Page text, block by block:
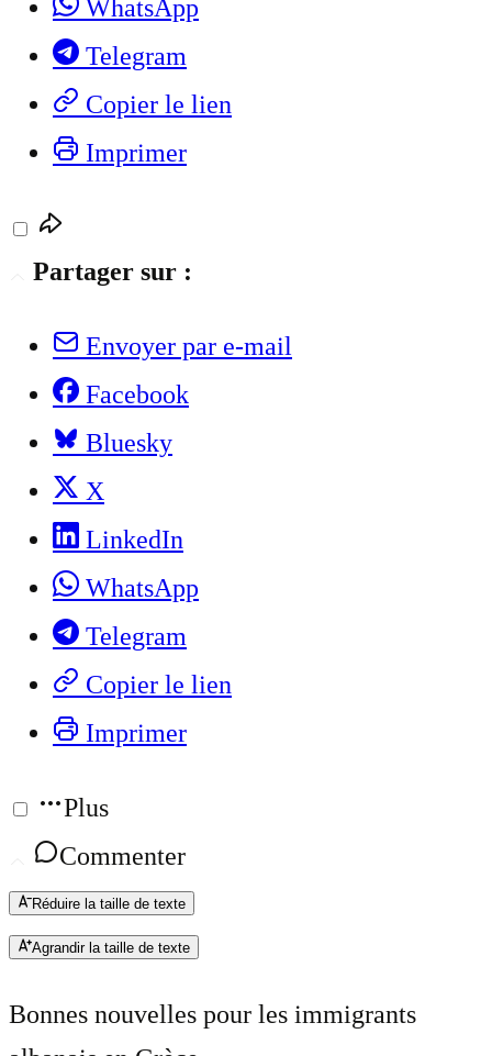
WhatsApp
Telegram
Copier le lien
Imprimer
Partager sur :
Envoyer par e-mail
Facebook
Bluesky
X
LinkedIn
WhatsApp
Telegram
Copier le lien
Imprimer
Plus
Commenter
Réduire la taille de texte
Agrandir la taille de texte
Bonnes nouvelles pour les immigrants